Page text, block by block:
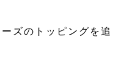
ズのトッピングを追